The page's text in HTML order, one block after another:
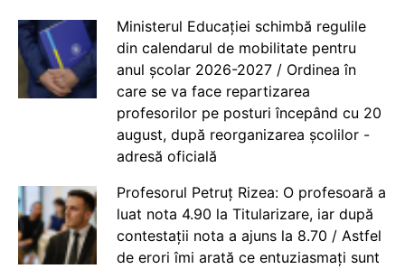
Ministerul Educației schimbă regulile
din calendarul de mobilitate pentru
anul școlar 2026-2027 / Ordinea în
care se va face repartizarea
profesorilor pe posturi începând cu 20
august, după reorganizarea școlilor -
adresă oficială
Profesorul Petruț Rizea: O profesoară a
luat nota 4.90 la Titularizare, iar după
contestații nota a ajuns la 8.70 / Astfel
de erori îmi arată ce entuziasmați sunt